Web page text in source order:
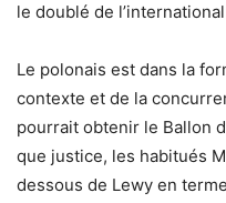
le doublé de
Le polonais est dans la
contexte et de la
pourrait obtenir le Ballon
que justice, les habitués
dessous de Lewy en